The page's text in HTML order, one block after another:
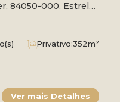
84050-000, Estrela,
Privativo:352m²